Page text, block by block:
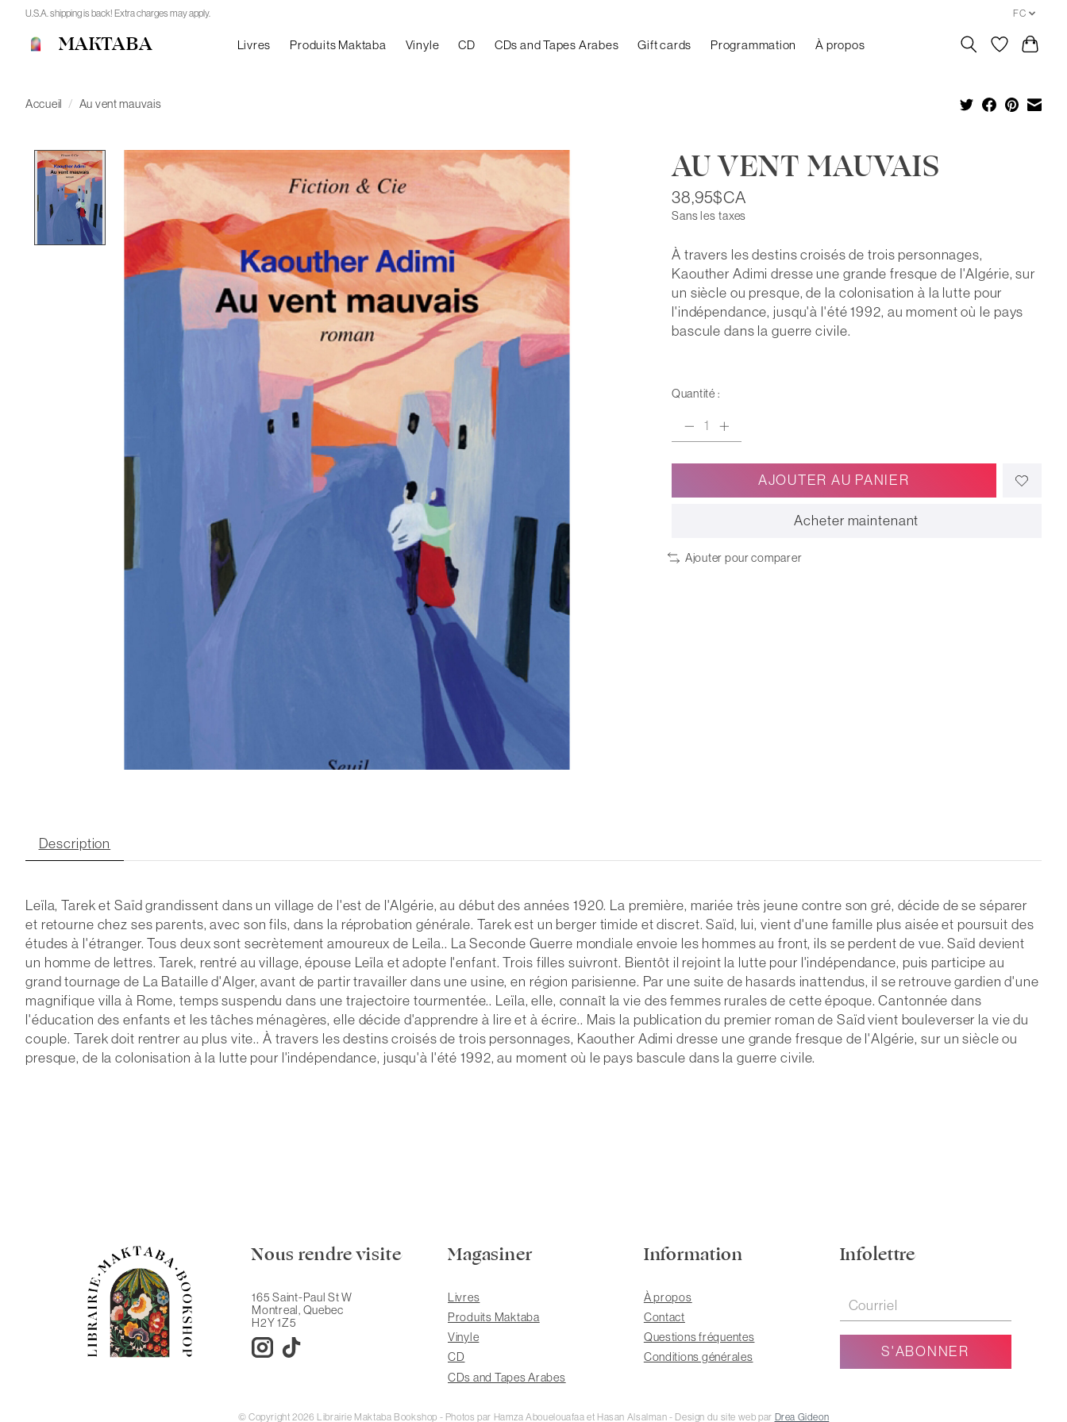
U.S.A. shipping is back! Extra charges may apply. FC
MAKTABA Livres Produits Maktaba Vinyle CD CDs and Tapes Arabes Gift cards Programmation À propos
Accueil / Au vent mauvais
Product image slideshow Items AU VENT MAUVAIS
38,95$CA
Sans les taxes
À travers les destins croisés de trois personnages,
Kaouther Adimi dresse une grande fresque de l'Algérie, sur
un siècle ou presque, de la colonisation à la lutte pour
l'indépendance, jusqu'à l'été 1992, au moment où le pays
bascule dans la guerre civile.
Quantité :
AJOUTER AU PANIER
Acheter maintenant
Ajouter pour comparer
Description
Leïla, Tarek et Saïd grandissent dans un village de l'est de l'Algérie, au début des années 1920. La première, mariée très jeune contre son gré, décide de se séparer
et retourne chez ses parents, avec son fils, dans la réprobation générale. Tarek est un berger timide et discret. Saïd, lui, vient d'une famille plus aisée et poursuit des
études à l'étranger. Tous deux sont secrètement amoureux de Leïla.. La Seconde Guerre mondiale envoie les hommes au front, ils se perdent de vue. Saïd devient
un homme de lettres. Tarek, rentré au village, épouse Leïla et adopte l'enfant. Trois filles suivront. Bientôt il rejoint la lutte pour l'indépendance, puis participe au
grand tournage de La Bataille d'Alger, avant de partir travailler dans une usine, en région parisienne. Par une suite de hasards inattendus, il se retrouve gardien d'une
magnifique villa à Rome, temps suspendu dans une trajectoire tourmentée.. Leïla, elle, connaît la vie des femmes rurales de cette époque. Cantonnée dans
l'éducation des enfants et les tâches ménagères, elle décide d'apprendre à lire et à écrire.. Mais la publication du premier roman de Saïd vient bouleverser la vie du
couple. Tarek doit rentrer au plus vite.. À travers les destins croisés de trois personnages, Kaouther Adimi dresse une grande fresque de l'Algérie, sur un siècle ou
presque, de la colonisation à la lutte pour l'indépendance, jusqu'à l'été 1992, au moment où le pays bascule dans la guerre civile.
Nous rendre visite
165 Saint-Paul St W
Montreal, Quebec
H2Y 1Z5
Magasiner
Livres
Produits Maktaba
Vinyle
CD
CDs and Tapes Arabes
Information
À propos
Contact
Questions fréquentes
Conditions générales
Infolettre
© Copyright 2026 Librairie Maktaba Bookshop - Photos par Hamza Abouelouafaa et Hasan Alsalman - Design du site web par Drea Gideon